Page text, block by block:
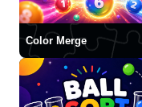
Color Merge